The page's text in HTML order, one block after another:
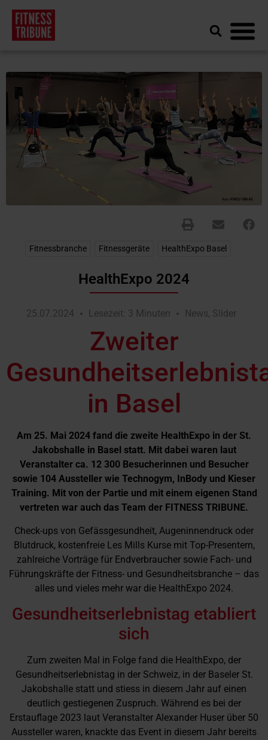
Fitnessbranche Fitnessgeräte HealthExpo Basel
HealthExpo 2024
25.07.2024 Lesezeit: 3 Minuten News, Slider
Zweiter
in Basel
Am 25. Mai 2024 fand die zweite HealthExpo in der St.
Jakobshalle in Basel statt. Mit dabei waren laut
Veranstalter ca. 12 300 Besucherinnen und Besucher
sowie 104 Aussteller wie Technogym, InBody und Kieser
Training. Mit von der Partie und mit einem eigenen Stand
vertreten war auch das Team der FITNESS TRIBUNE.
Check-ups von Gefässgesundheit, Augeninnendruck oder
Blutdruck, kostenfreie Les Mills Kurse mit Top-Presentern,
zahlreiche Vorträge für Endverbraucher sowie Fach- und
Führungskräfte der Fitness- und Gesundheitsbranche – das
alles und vieles mehr war die HealthExpo 2024.
Gesundheitserlebnistag etabliert
sich
Zum zweiten Mal in Folge fand die HealthExpo, der
Gesundheitserlebnistag in der Schweiz, in der Baseler St.
Jakobshalle statt und stiess in diesem Jahr auf einen
deutlich gestiegenen Zuspruch. Während es bei der
Erstauflage 2023 laut Veranstalter Alexander Huser über 50
Aussteller waren, knackte das Event in diesem Jahr bereits